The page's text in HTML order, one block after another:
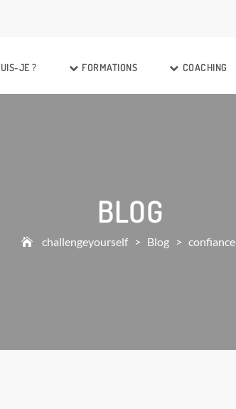
JE ? FORMATIONS COACHING
BLOG
challengeyourself > Blog > confiance